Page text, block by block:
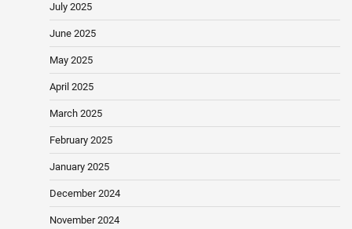
July 2025
June 2025
May 2025
April 2025
March 2025
February 2025
January 2025
December 2024
November 2024